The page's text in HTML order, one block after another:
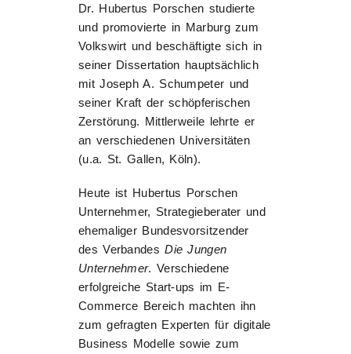
Dr. Hubertus Porschen studierte
und promovierte in Marburg zum
Volkswirt und beschäftigte sich in
seiner Dissertation hauptsächlich
mit Joseph A. Schumpeter und
seiner Kraft der schöpferischen
Zerstörung. Mittlerweile lehrte er
an verschiedenen Universitäten
(u.a. St. Gallen, Köln).
Heute ist Hubertus Porschen
Unternehmer, Strategieberater und
ehemaliger Bundesvorsitzender
des VerbandesDie Jungen
Unternehmer. Verschiedene
erfolgreiche Start-ups im E-
Commerce Bereich machten ihn
zum gefragten Experten für digitale
Business Modelle sowie zum